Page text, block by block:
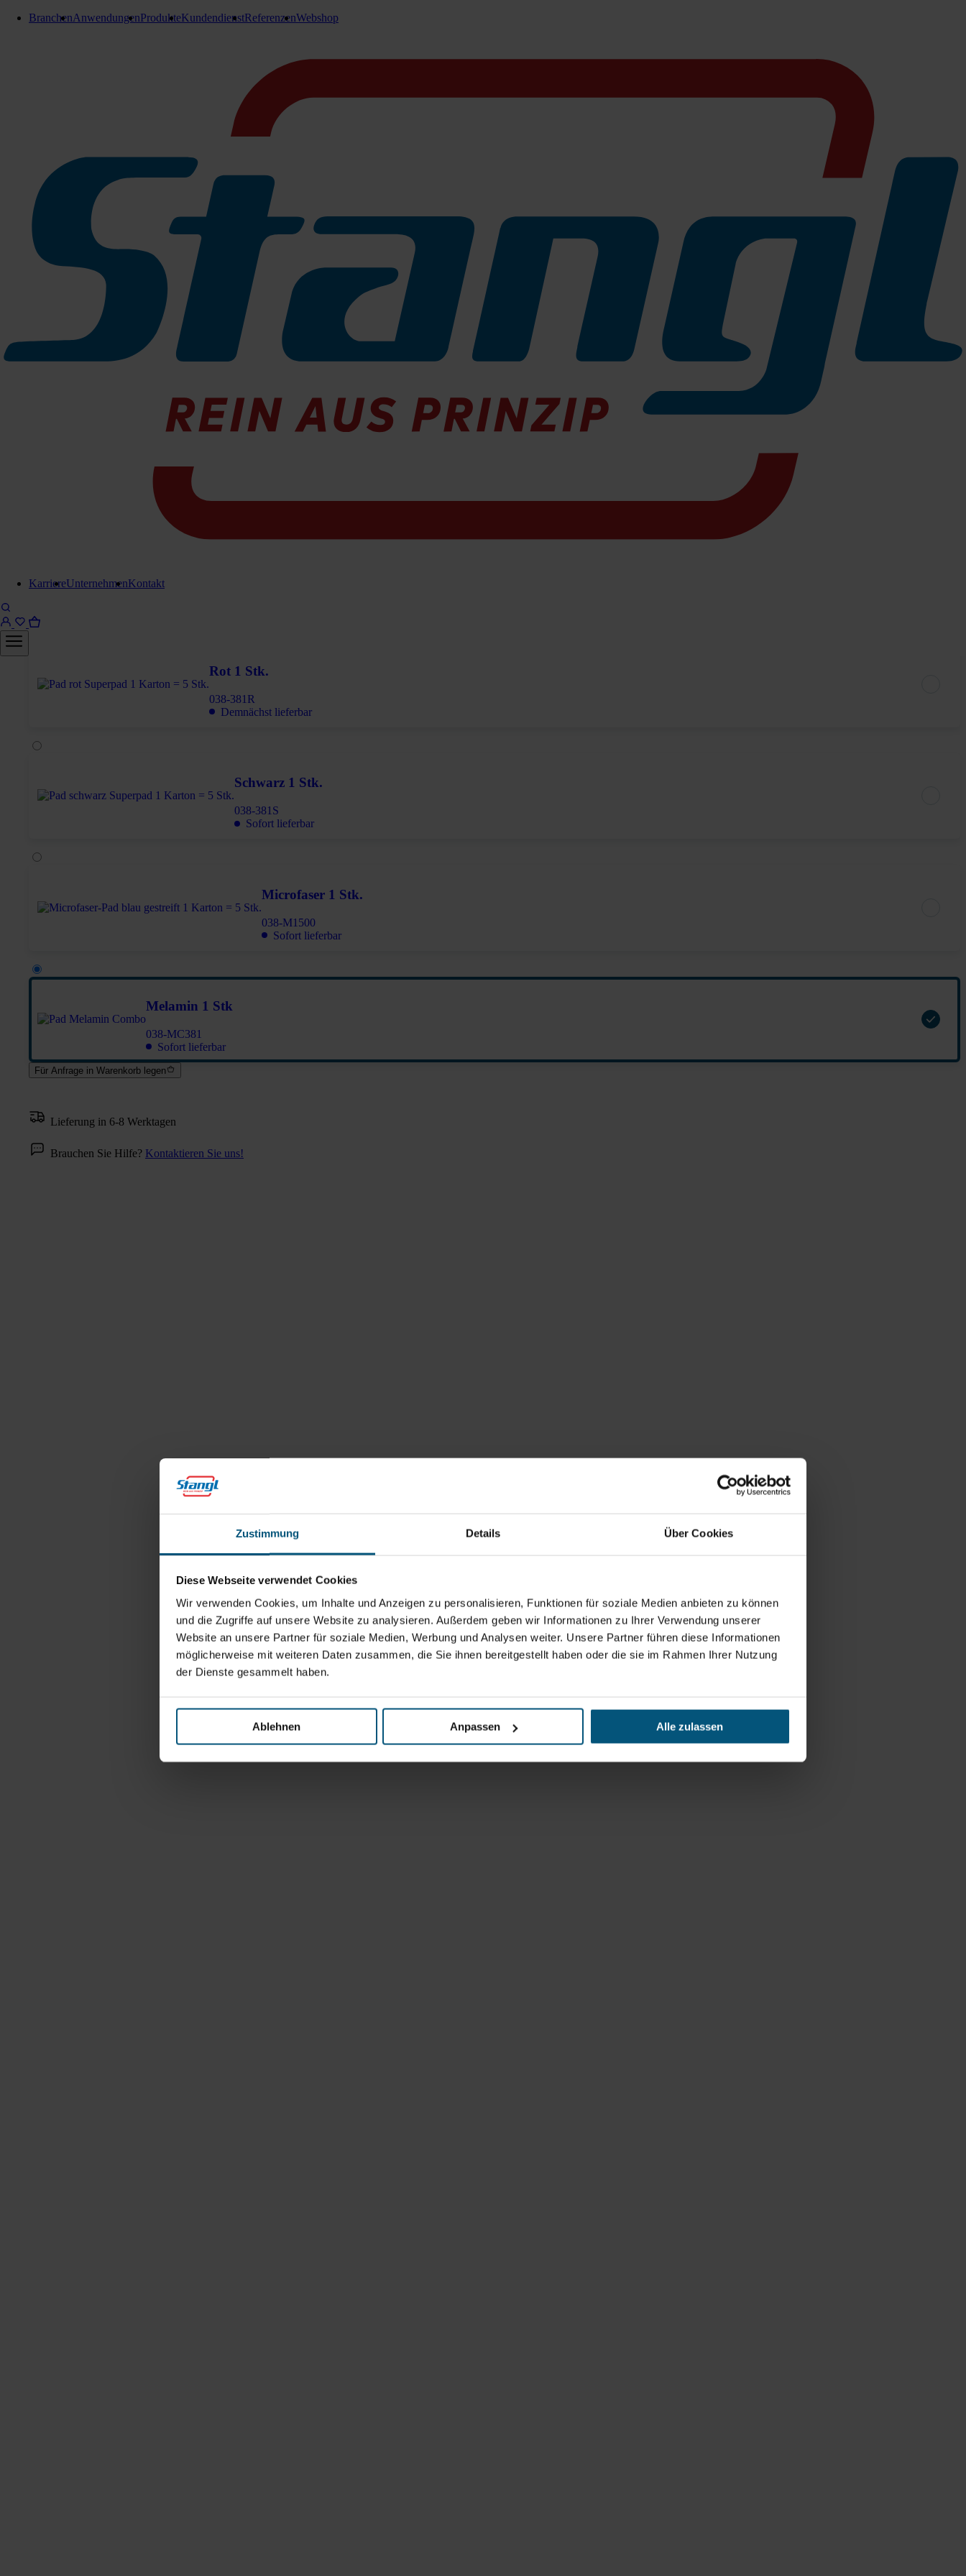
Zustimmung Details Über Cookies
Diese Webseite verwendet Cookies
Wir verwenden Cookies, um Inhalte und Anzeigen zu personalisieren, Funktionen für soziale Medien anbieten zu können
und die Zugriffe auf unsere Website zu analysieren. Außerdem geben wir Informationen zu Ihrer Verwendung unserer
Website an unsere Partner für soziale Medien, Werbung und Analysen weiter. Unsere Partner führen diese Informationen
möglicherweise mit weiteren Daten zusammen, die Sie ihnen bereitgestellt haben oder die sie im Rahmen Ihrer Nutzung
der Dienste gesammelt haben.
Ablehnen Anpassen Alle zulassen
BranchenAnwendungenProdukteKundendienstReferenzenWebshop
KarriereUnternehmenKontakt
Superpad 380 mm
Melamin 1 Stk
Superpad Ø 380 mm
Pad Weiß verwendung auf alle Böden z.B. Feinstein, PVC, Linoleum und Holz
Pad Grün für Grundreinigung für Linoleum und PVC, auch zur Unterhaltsreinigung für Beton und Estrich -
nicht auf beschichteten oder hochglänzenden Böden verwenden!
Pad Rot: für Unterhaltsreinigung für alle Böden z.B. Feinstein, PVC, Linoleum etc.
Pad Schwarz für Grund- und Unterhaltsreinigung nur auf Beton, Estrich und Asphalt
Microfaser für Unterhaltsreinigung z.B. Feinstein, PVC, Linoleum und Holz, passt sich am Belag an.
Melamin für Unterhaltsreinigung - Schmutzradierer für alle glatten Bodenbeläge -
Vorsicht bei hochglänzenden Böden
TIPP zu Pads: Pads müssen immer mit ausreichend Wasser befeuchtet sein um den Verschleiß gering zu halten und um Schäden am Belag vorzubeugen.
TIPP zum Microfaser: Dieses Pad kann man in der Waschmaschine waschen.
Rot 1 Stk.
038-381R
Demnächst lieferbar
Schwarz 1 Stk.
038-381S
Sofort lieferbar
Microfaser 1 Stk.
038-M1500
Sofort lieferbar
Melamin 1 Stk
038-MC381
Sofort lieferbar
Für Anfrage in Warenkorb legen
Lieferung in 6-8 Werktagen
Brauchen Sie Hilfe? Kontaktieren Sie uns!